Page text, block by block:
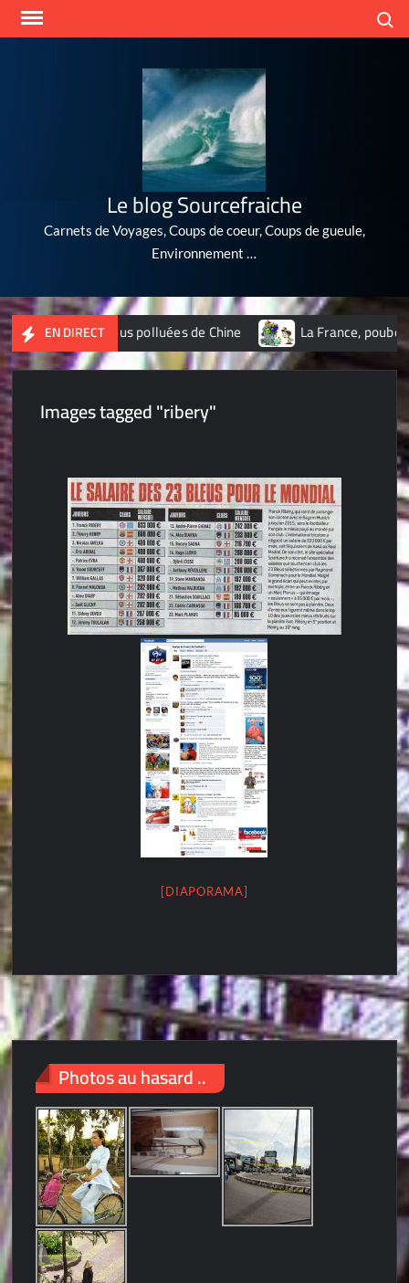
Skip
Le blog Sourcefraiche
Carnets de Voyages, Coups de coeur, Coups de gueule,
Environnement …
EN DIRECT
10 villes les plus polluées de Chine La France, poubelle
Images tagged "ribery"
[DIAPORAMA]
Photos au hasard ..